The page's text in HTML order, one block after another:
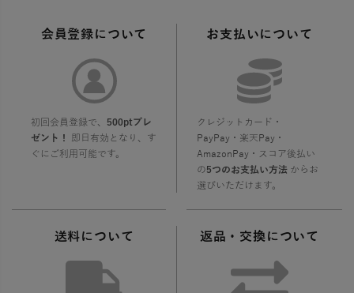
会員登録について
初回会員登録で、 500ptプレ
ゼント！
即日有効となり、す
ぐにご利用可能です。
お支払いについて
クレジットカード・
PayPay・楽天Pay・
AmazonPay・スコア後払い
の5つのお支払い方法からお
選びいただけます。
送料について 返品・交換について